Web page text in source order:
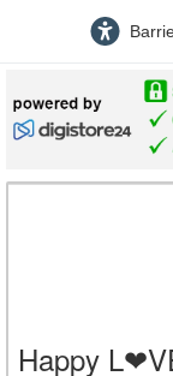
Happy